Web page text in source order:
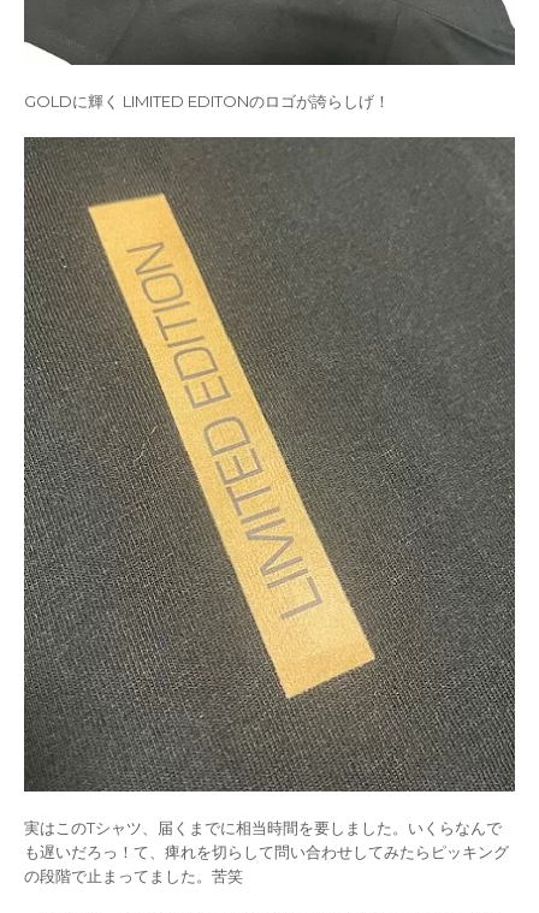
GOLDに輝く LIMITED EDITONのロゴが誇らしげ！
実はこのTシャツ、届くまでに相当時間を要しました。いくらなんで
も遅いだろっ！て、痺れを切らして問い合わせしてみたらピッキング
の段階で止まってました。苦笑